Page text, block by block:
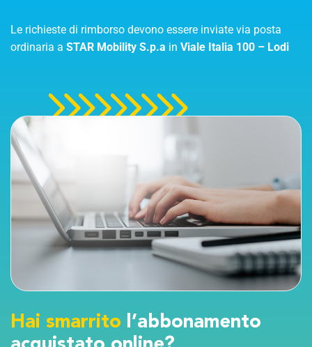
Le richieste di rimborso devono essere inviate via posta
ordinaria a STAR Mobility S.p.a in Viale Italia 100 – Lodi
Hai smarrito l’abbonamento